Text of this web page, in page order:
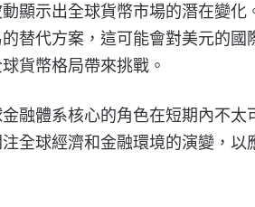
顯示出全球貨幣市場的潛在變化
替代方案，這可能會對美元的國
貨幣格局帶來挑戰。
融體系核心的角色在短期內不太
全球經濟和金融環境的演變，以